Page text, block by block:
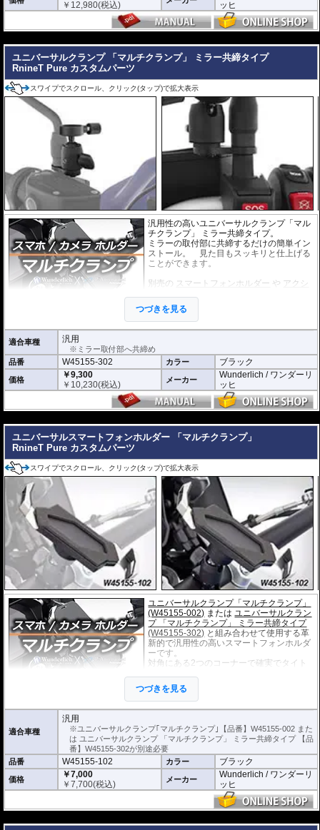
￥ 12,980(税込)
ッヒ
ユニバーサルクランプ 「マルチクランプ」 ミラー共締タイプ
RnineT Pure カスタムパーツ
スワイプでスクロール、クリック(タップ)で拡大表示
汎用性の高いユニバーサルクランプ「マル
チクランプ」 ミラー共締タイプ。
ミラーの取付部に共締するだけの簡単イン
ストール。 見た目もスッキリと仕上げる
ことができます。
別売の
スマートフォンホルダー や アクシ
スマートに搭載が可能になります。
つづきを見る
適合車種 汎用
※ミラー取付部へ共締め
品番
W45155-302 カラー ブラック
価格
￥9,300
￥ 10,230(税込) メーカー
Wunderlich / ワンダーリ
ッヒ
ユニバーサルスマートフォンホルダー 「マルチクランプ」
RnineT Pure カスタムパーツ
スワイプでスクロール、クリック(タップ)で拡大表示
ユニバーサルクランプ「マルチクランプ」
(W45155-002) またはユニバーサルクラン
プ 「マルチクランプ」 ミラー共締タイプ
(W45155-302) と組み合わせて使用する革
新的で汎用性の高いスマートフォンホルダ
ーです。
対角にある2つのコーナーで確実でタイト
長さ135～180mm、厚さ11mmまでのスマ
ートフォンが取付可能です。
スマートフォンとの接触部分には絶縁性の
振動吸収スポンジゴムを採用。
角度と縦置きまたは横置きの調整が可能。
つづきを見る
適合車種
汎用
※ユニバーサルクランプ｢マルチクランプ｣【品番】W45155-002 また
は ユニバーサルクランプ 「マルチクランプ」 ミラー共締タイプ 【品
番】W45155-302が別途必要
品番
W45155-102 カラー ブラック
価格
￥7,000
￥7,700(税込) メーカー
Wunderlich / ワンダーリ
ッヒ